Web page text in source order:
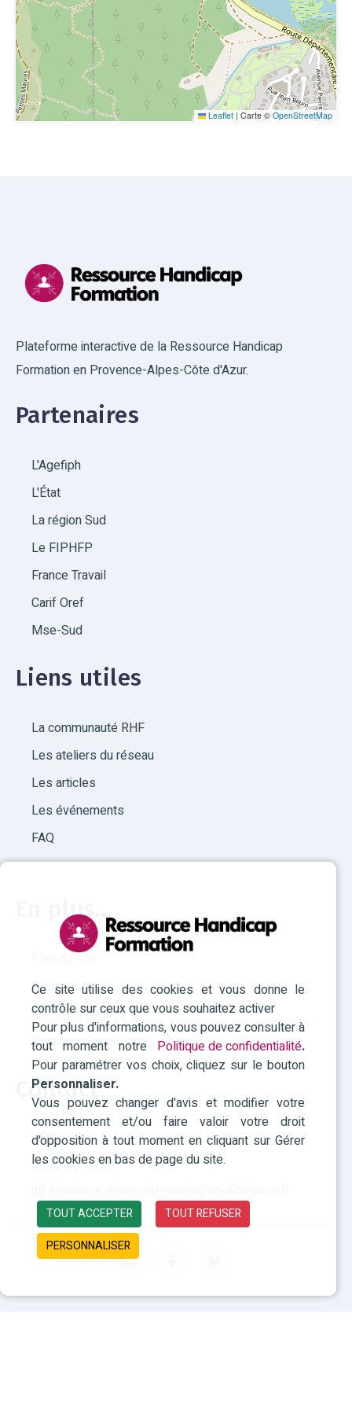
Ce site utilise des cookies et vous donne le
contrôle sur ceux que vous souhaitez activer
Pour plus d'informations, vous pouvez consulter à
tout moment notre Politique de confidentialité.
Pour paramétrer vos choix, cliquez sur le bouton
Personnaliser.
Vous pouvez changer d'avis et modifier votre
consentement et/ou faire valoir votre droit
d'opposition à tout moment en cliquant sur Gérer
les cookies en bas de page du site.
TOUT ACCEPTER
TOUT REFUSER
PERSONNALISER
Leaflet | Carte © OpenStreetMap
Plateforme interactive de la Ressource Handicap
Formation en Provence-Alpes-Côte d'Azur.
Partenaires
L'Agefiph
L'État
La région Sud
Le FIPHFP
France Travail
Carif Oref
Mse-Sud
Liens utiles
La communauté RHF
Les ateliers du réseau
Les articles
Les événements
FAQ
En plus...
Plan du site
Accessibilité
Mentions légales
Politique des cookies
Contact
RHF Paca
04 42 93 15 50